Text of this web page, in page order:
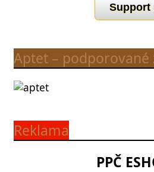
Support
Aptet – podporované
Reklama
PPČ